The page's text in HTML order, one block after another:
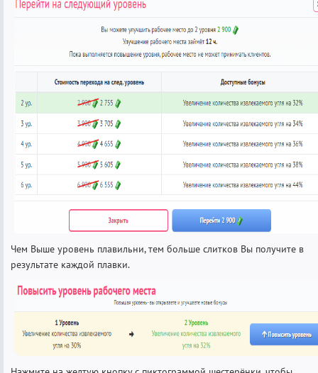
Чем Выше уровень плавильни, тем больше слитков Вы получите в
результате каждой плавки.